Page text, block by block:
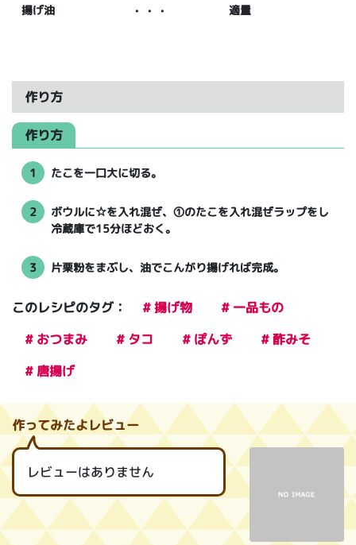
揚げ油
・・・ 適量
作り方
作り方
1 たこを一口大に切る。
2
ボウルに☆を入れ混ぜ、①のたこを入れ混ぜラップをし
冷蔵庫で15分ほどおく。
3 片栗粉をまぶし、油でこんがり揚げれば完成。
このレシピのタグ： # 揚げ物
# 一品もの
# おつまみ
# タコ # ぽんず
# 酢みそ
# 唐揚げ
作ってみたよレビュー
レビューはありません